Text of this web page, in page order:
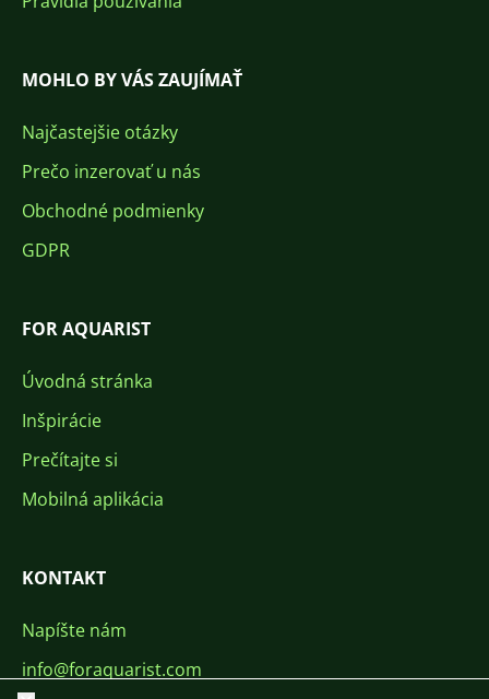
MOHLO BY VÁS ZAUJÍMAŤ
Najčastejšie otázky
Prečo inzerovať u nás
Obchodné podmienky
GDPR
FOR AQUARIST
Úvodná stránka
Inšpirácie
Prečítajte si
Mobilná aplikácia
KONTAKT
Napíšte nám
info@foraquarist.com